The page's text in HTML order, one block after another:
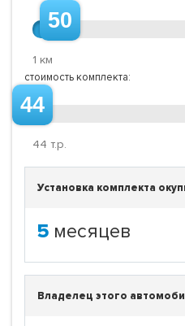
50
1 км
стоимость комплекта:
44
44 т.р.
Установка комплекта
5 месяцев
Владелец этого